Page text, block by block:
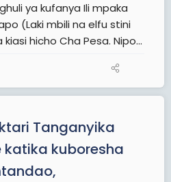
ya kufanya Ili mpaka
(Laki mbili na elfu stini
hicho Cha Pesa. Nipo...
Tanganyika
kuboresha